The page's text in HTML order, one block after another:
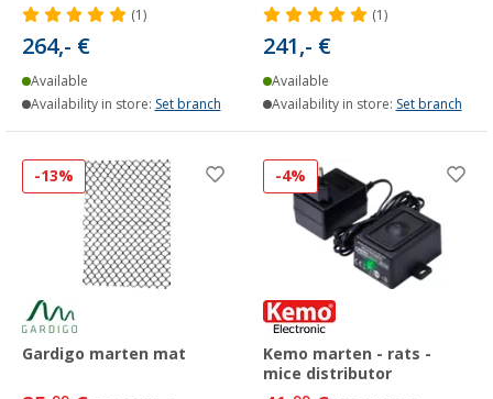
(1)
264,- €
Available
Availability in store: Set branch
(1)
241,- €
Available
Availability in store: Set branch
-13%
Gardigo marten mat
-4%
Kemo marten - rats -
mice distributor